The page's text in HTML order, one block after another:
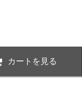
カートを見る